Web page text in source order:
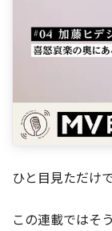
ひと目見ただけ
この連載ではそ